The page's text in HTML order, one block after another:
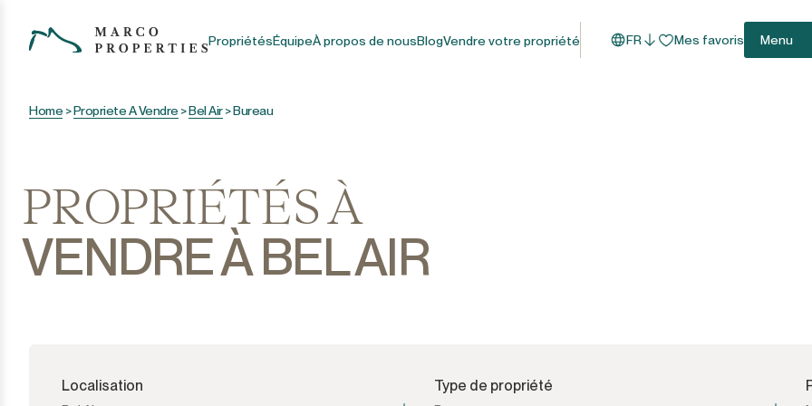
PropriétésÉquipeÀ propos de nousBlogVendre votre propriété FR Mes favoris Menu
Home >Propriete A Vendre >Bel Air>Bureau
PROPRIÉTÉS À
VENDRE À BEL AIR
Localisation Type de propriété